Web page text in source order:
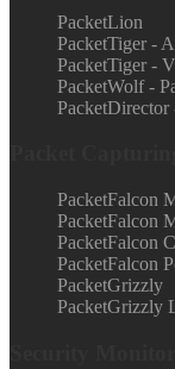
PacketLion
PacketTiger -
PacketTiger -
PacketWolf -
PacketDirector
PacketFalcon
PacketFalcon
PacketFalcon
PacketFalcon
PacketGrizzly
PacketGrizzly